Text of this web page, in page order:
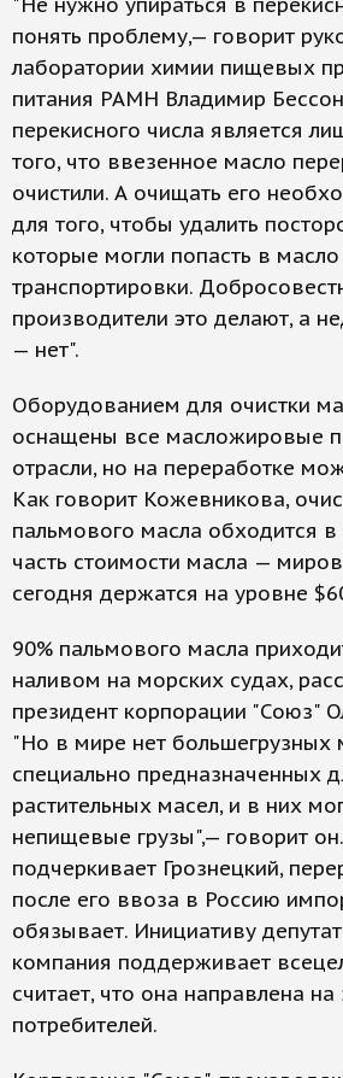
"Не нужно упираться в
понять проблему,— говорит
лаборатории химии пищевых
питания РАМН Владимир
перекисного числа является
того, что ввезенное масло
очистили. А очищать его
для того, чтобы удалить
которые могли попасть в
транспортировки.
производители это делают, а
— нет".
Оборудованием для очистки
оснащены все масложировые
отрасли, но на переработке
Как говорит Кожевникова,
пальмового масла обходится в
часть стоимости масла —
сегодня держатся на уровне
90% пальмового масла
наливом на морских судах,
президент корпорации "Союз"
"Но в мире нет большегрузных
специально предназначенных
растительных масел, и в них
непищевые грузы",— говорит
подчеркивает Грознецкий,
после его ввоза в Россию
обязывает. Инициативу
компания поддерживает
считает, что она направлена
потребителей.